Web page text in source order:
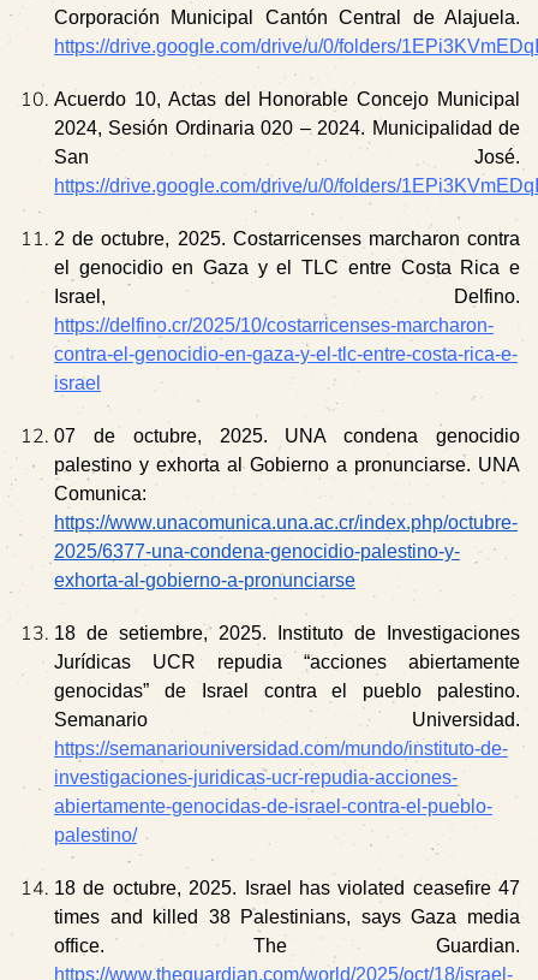
Corporación Municipal Cantón Central de Alajuela.
https://drive.google.com/drive/u/0/folders/
Acuerdo 10, Actas del Honorable Concejo Municipal
2024, Sesión Ordinaria 020 – 2024. Municipalidad de
San José.
https://drive.google.com/drive/u/0/folders/
2 de octubre, 2025. Costarricenses marcharon contra
el genocidio en Gaza y el TLC entre Costa Rica e
Israel, Delfino.
https://delfino.cr/2025/10/costarricenses-marcharon-
contra-el-genocidio-en-gaza-y-el-tlc-entre-costa-rica-e-
israel
07 de octubre, 2025. UNA condena genocidio
palestino y exhorta al Gobierno a pronunciarse. UNA
Comunica:
https://www.unacomunica.una.ac.cr/index.php/octubre-
2025/6377-una-condena-genocidio-palestino-y-
exhorta-al-gobierno-a-pronunciarse
18 de setiembre, 2025. Instituto de Investigaciones
Jurídicas UCR repudia “acciones abiertamente
genocidas” de Israel contra el pueblo palestino.
Semanario Universidad.
https://semanariouniversidad.com/mundo/instituto-de-
investigaciones-juridicas-ucr-repudia-acciones-
abiertamente-genocidas-de-israel-contra-el-pueblo-
palestino/
18 de octubre, 2025. Israel has violated ceasefire 47
times and killed 38 Palestinians, says Gaza media
office. The Guardian.
https://www.theguardian.com/world/2025/oct/18/israel-